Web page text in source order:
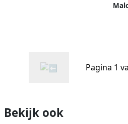
Pagina 1
Bekijk ook